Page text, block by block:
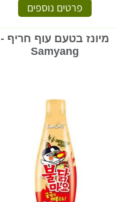
פרטים נוספים
מיונז בטעם עוף חריף -
Samyang